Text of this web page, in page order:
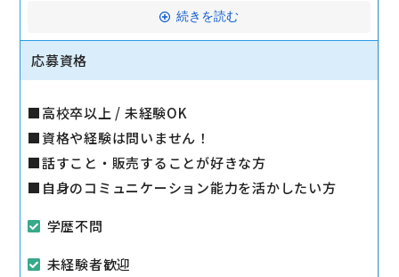
・商品のご提案、契約手続き
・操作方法のご案内
・修理受付
・棚卸し
など
続きを読む
応募資格
■高校卒以上 / 未経験OK
■資格や経験は問いません！
■話すこと・販売することが好きな方
■自身のコミュニケーション能力を活かしたい方
学歴不問
未経験者歓迎